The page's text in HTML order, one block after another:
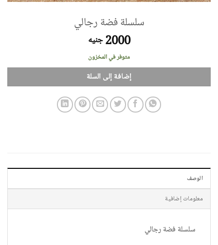
سلسلة فضة رجالي
2000 جنيه
متوفر في المخزون
إضافة إلى السلة
الوصف
معلومات إضافية
سلسلة فضة رجالي